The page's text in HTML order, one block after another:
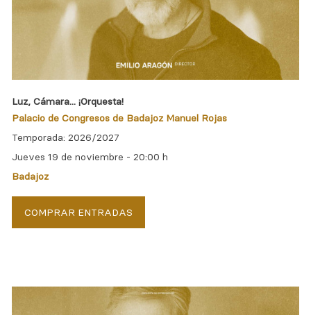
Luz, Cámara... ¡Orquesta!
Palacio de Congresos de Badajoz Manuel Rojas
Temporada: 2026/2027
Jueves 19 de noviembre -20:00 h
Badajoz
COMPRAR ENTRADAS